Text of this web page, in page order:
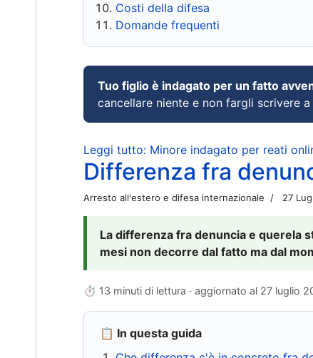
Costi della difesa
Domande frequenti
Tuo figlio è indagato per un fatto
cancellare niente e non fargli scrivere
Leggi tutto: Minore indagato per reati
Differenza fra
Arresto all'estero e difesa internazionale 27
La differenza fra denuncia e querela
mesi non decorre dal fatto ma dal
⏱ 13 minuti di lettura · aggiornato al 27 luglio
📋 In questa guida